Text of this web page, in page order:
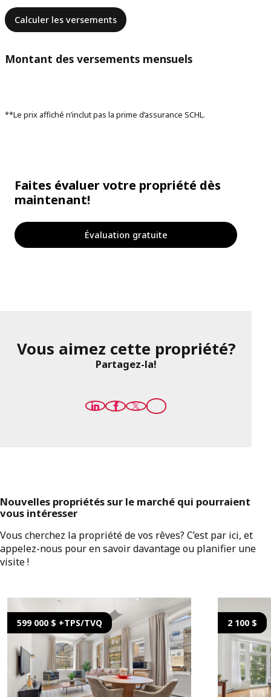
Calculer les versements
Montant des versements mensuels
**Le prix affiché n’inclut pas la prime d’assurance SCHL.
Faites évaluer votre propriété dès
maintenant!
Évaluation gratuite
Vous aimez cette propriété?
Partagez-la!
Nouvelles propriétés sur le marché qui pourraient
vous intéresser
Vous cherchez la propriété de vos rêves? C’est par ici, et
appelez-nous pour en savoir davantage ou planifier une
visite !
599 000 $ +TPS/TVQ 2 100 $